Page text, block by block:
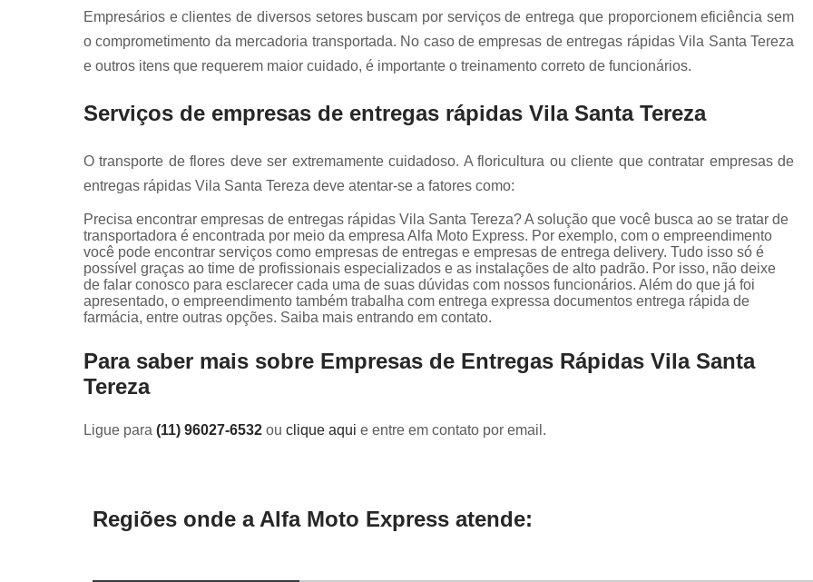
Motoboy para Retirada de
Motoboys para E-commerce
Serviço de Entrega de Flores
Serviço
Serviço de Entrega para E-
Transportadora de Documentos
Transportadora de Eletrônicos
Transportadora de Frete
Transportadora de Remédios
Empresários e clientes de diversos setores buscam por serviços de entrega que proporcionem eficiência sem
o comprometimento da mercadoria transportada. No caso de empresas de entregas rápidas Vila Santa Tereza
e outros itens que requerem maior cuidado, é importante o treinamento correto de funcionários.
Serviços de empresas de entregas rápidas Vila Santa Tereza
O transporte de flores deve ser extremamente cuidadoso. A floricultura ou cliente que contratar empresas de
entregas rápidas Vila Santa Tereza deve atentar-se a fatores como:
Precisa encontrar empresas de entregas rápidas Vila Santa Tereza? A solução que você busca ao se tratar de
transportadora é encontrada por meio da empresa Alfa Moto Express. Por exemplo, com o empreendimento
você pode encontrar serviços como empresas de entregas e empresas de entrega delivery. Tudo isso só é
possível graças ao time de profissionais especializados e as instalações de alto padrão. Por isso, não deixe
de falar conosco para esclarecer cada uma de suas dúvidas com nossos funcionários. Além do que já foi
apresentado, o empreendimento também trabalha com entrega expressa documentos entrega rápida de
farmácia, entre outras opções. Saiba mais entrando em contato.
Para saber mais sobre Empresas de Entregas Rápidas Vila Santa
Tereza
Ligue para (11) 96027-6532 ou clique aqui e entre em contato por email.
Regiões onde a Alfa Moto Express atende: